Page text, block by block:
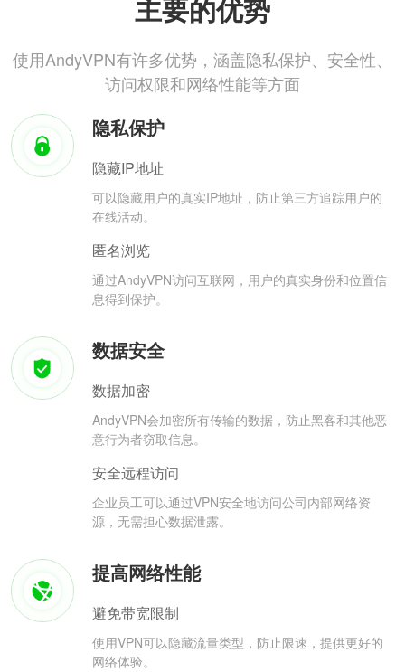
主要的优势
使用AndyVPN有许多优势，涵盖隐私保护、安全性、
访问权限和网络性能等方面
隐私保护
隐藏IP地址
可以隐藏用户的真实IP地址，防止第三方追踪用户的
在线活动。
匿名浏览
通过AndyVPN访问互联网，用户的真实身份和位置信
息得到保护。
数据安全
数据加密
AndyVPN会加密所有传输的数据，防止黑客和其他恶
意行为者窃取信息。
安全远程访问
企业员工可以通过VPN安全地访问公司内部网络资
源，无需担心数据泄露。
提高网络性能
避免带宽限制
使用VPN可以隐藏流量类型，防止限速，提供更好的
网络体验。